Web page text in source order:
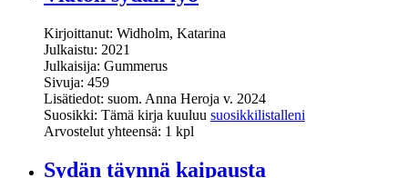
Kirjoittanut: Widholm, Katarina
Julkaistu: 2021
Julkaisija: Gummerus
Sivuja: 459
Lisätiedot: suom. Anna Heroja v. 2024
Suosikki: Tämä kirja kuuluu suosikkilistalleni
Arvostelut yhteensä: 1 kpl
Sydän täynnä kaipausta